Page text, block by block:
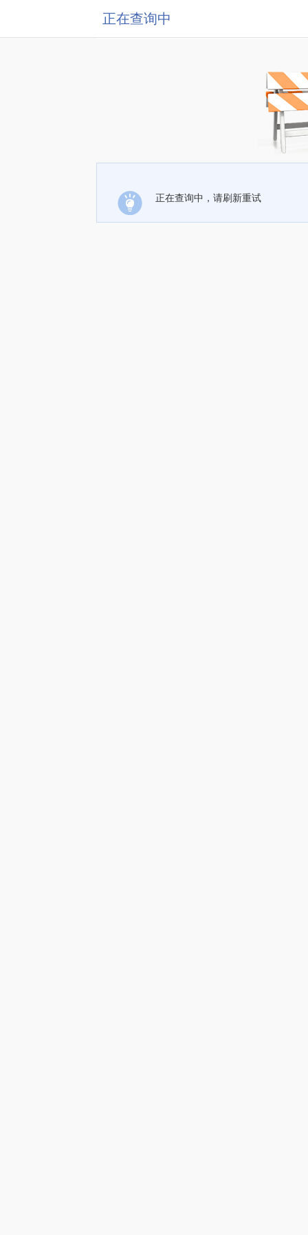
正在查询中
正在查询中，请刷新重试